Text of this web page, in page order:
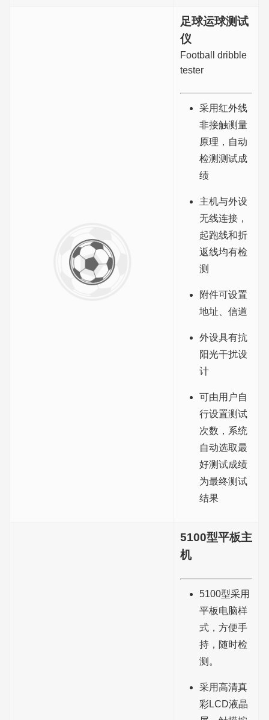
足球运球测试
仪
Football dribble
tester
采用红外线
非接触测量
原理，自动
检测测试成
绩
主机与外设
无线连接，
起跑线和折
返线均有检
测
附件可设置
地址、信道
外设具有抗
阳光干扰设
计
可由用户自
行设置测试
次数，系统
自动选取最
好测试成绩
为最终测试
结果
5100型平板主
机
5100型采用
平板电脑样
式，方便手
持，随时检
测。
采用高清真
彩LCD液晶